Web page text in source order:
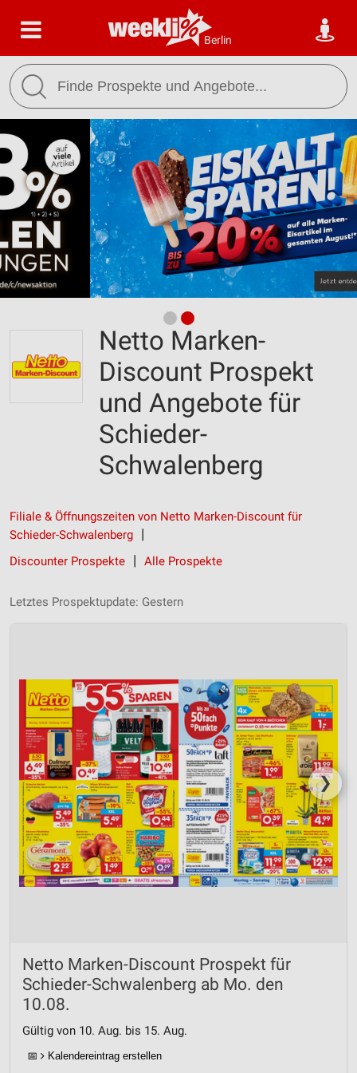
Berlin
Netto Marken-
Discount Prospekt
und Angebote für
Schieder-
Schwalenberg
Filiale & Öffnungszeiten von Netto Marken-Discount für
Schieder-Schwalenberg
Discounter Prospekte
Alle Prospekte
Letztes Prospektupdate: Gestern
❯
Netto Marken-Discount Prospekt für
Schieder-Schwalenberg ab Mo. den
10.08.
Gültig von 10. Aug. bis 15. Aug.
📅 Kalendereintrag erstellen